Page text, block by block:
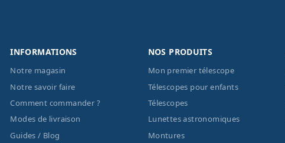
INFORMATIONS
Notre magasin
Notre savoir faire
Comment commander ?
Modes de livraison
Guides / Blog
NOS PRODUITS
Mon premier télescope
Télescopes pour enfants
Télescopes
Lunettes astronomiques
Montures